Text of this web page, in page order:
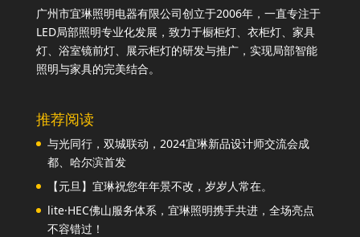
广州市宜琳照明电器有限公司创立于2006年，一直专注于
LED局部照明专业化发展，致力于橱柜灯、衣柜灯、家具
灯、浴室镜前灯、展示柜灯的研发与推广，实现局部智能
照明与家具的完美结合。
推荐阅读
与光同行，双城联动，2024宜琳新品设计师交流会成
都、哈尔滨首发
【元旦】宜琳祝您年年景不改，岁岁人常在。
lite·HEC佛山服务体系，宜琳照明携手共进，全场亮点
不容错过！